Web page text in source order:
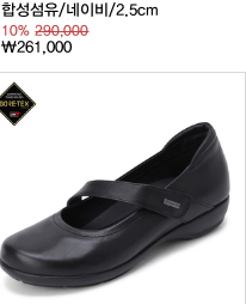
합성섬유/네이비/2.5cm
10%290,000
₩261,000